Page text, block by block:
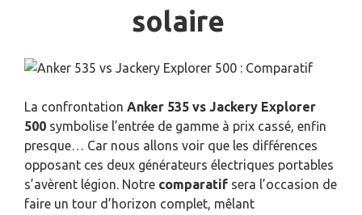
solaire
La confrontation Anker 535 vs Jackery Explorer
500 symbolise l’entrée de gamme à prix cassé, enfin
presque… Car nous allons voir que les différences
opposant ces deux générateurs électriques portables
s’avèrent légion. Notre comparatif sera l’occasion de
faire un tour d’horizon complet, mêlant